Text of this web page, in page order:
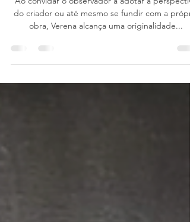
SHE WOLF convida VERENA
SMIT
obra, Verena alcança uma originalidade...